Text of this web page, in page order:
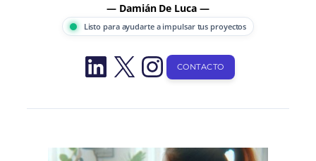
— Damián De Luca —
Listo para ayudarte a impulsar tus proyectos
LinkedIn
X Instagram
CONTACTO